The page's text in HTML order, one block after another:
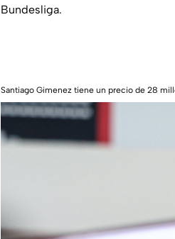
Bundesliga.
Santiago Gimenez tiene un precio de 28